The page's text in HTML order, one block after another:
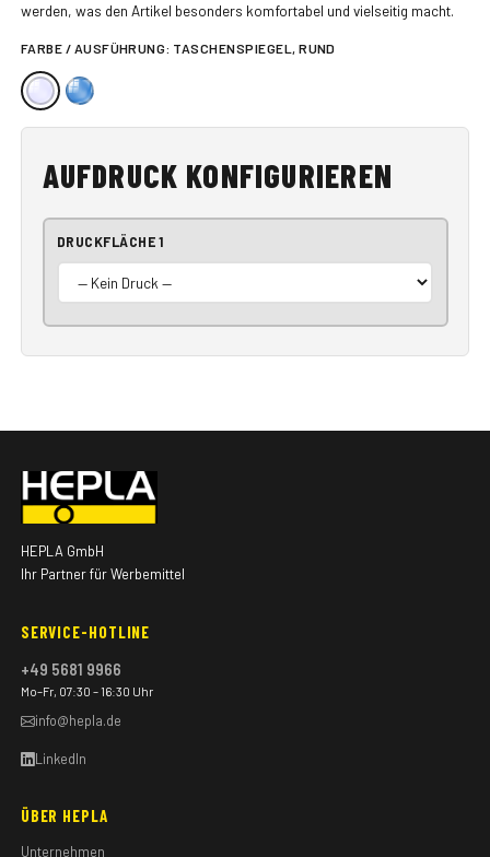
werden, was den Artikel besonders komfortabel und vielseitig macht.
FARBE / AUSFÜHRUNG: TASCHENSPIEGEL, RUND
AUFDRUCK KONFIGURIEREN
DRUCKFLÄCHE 1
HEPLA GmbH
Ihr Partner für Werbemittel
SERVICE-HOTLINE
+49 5681 9966
Mo–Fr, 07:30 – 16:30 Uhr
info@hepla.de
LinkedIn
ÜBER HEPLA
Unternehmen